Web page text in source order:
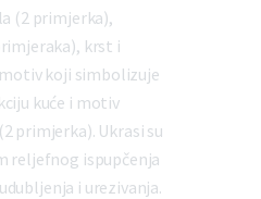
(2 primjerka),
krst i
koji simbolizuje
kuće i motiv
primjerka). Ukrasi su
reljefnog ispupčenja
i urezivanja.